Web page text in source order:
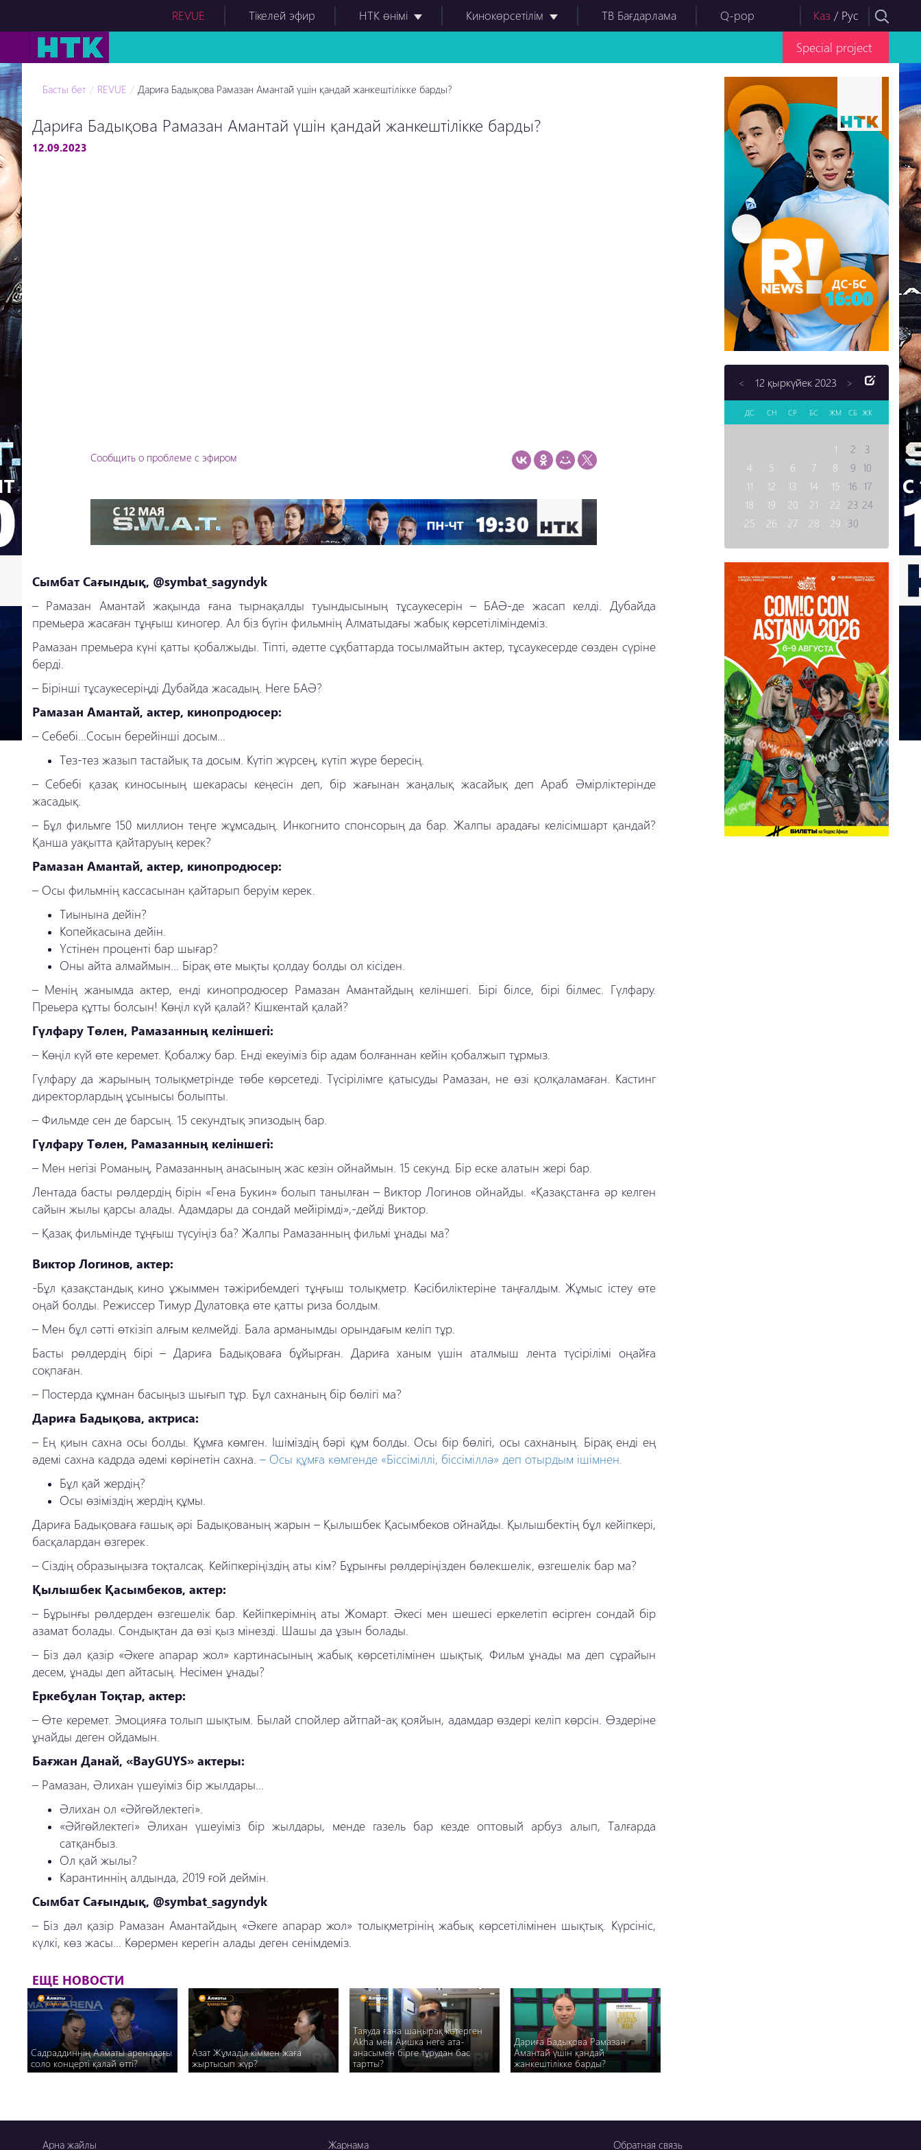
Каз / Рус
REVUE Тікелей эфир НТК өнімі Кинокөрсетілім ТВ Бағдарлама Q-pop
Special project
Басты бет REVUE Дариға Бадықова Рамазан Амантай үшін қандай жанкештілікке барды?
Дариға Бадықова Рамазан Амантай үшін қандай жанкештілікке барды?
12.09.2023
Сообщить о проблеме с эфиром
Сымбат Сағындық, @symbat_sagyndyk
– Рамазан Амантай жақында ғана тырнақалды туындысының тұсаукесерін – БАӘ-де жасап келді. Дубайда
премьера жасаған тұңғыш киногер. Ал біз бүгін фильмнің Алматыдағы жабық көрсетіліміндеміз.
Рамазан премьера күні қатты қобалжыды. Тіпті, әдетте сұқбаттарда тосылмайтын актер, тұсаукесерде сөзден сүріне
берді.
– Бірінші тұсаукесеріңді Дубайда жасадың. Неге БАӘ?
Рамазан Амантай, актер, кинопродюсер:
– Себебі...Сосын берейінші досым...
Тез-тез жазып тастайық та досым. Күтіп жүрсең, күтіп жүре бересің.
– Себебі қазақ киносының шекарасы кеңесін деп, бір жағынан жаңалық жасайық деп Араб Әмірліктерінде
жасадық.
– Бұл фильмге 150 миллион теңге жұмсадың. Инкогнито спонсорың да бар. Жалпы арадағы келісімшарт қандай?
Қанша уақытта қайтаруың керек?
Рамазан Амантай, актер, кинопродюсер:
– Осы фильмнің кассасынан қайтарып беруім керек.
Тиынына дейін?
Копейкасына дейін.
Үстінен проценті бар шығар?
Оны айта алмаймын... Бірақ өте мықты қолдау болды ол кісіден.
– Менің жанымда актер, енді кинопродюсер Рамазан Амантайдың келіншегі. Бірі білсе, бірі білмес. Гүлфару.
Преьера құтты болсын! Көңіл күй қалай? Кішкентай қалай?
Гүлфару Төлен, Рамазанның келіншегі:
– Көңіл күй өте керемет. Қобалжу бар. Енді екеуіміз бір адам болғаннан кейін қобалжып тұрмыз.
Гүлфару да жарының толықметрінде төбе көрсетеді. Түсірілімге қатысуды Рамазан, не өзі қолқаламаған. Кастинг
директорлардың ұсынысы болыпты.
– Фильмде сен де барсың. 15 секундтық эпизодың бар.
Гүлфару Төлен, Рамазанның келіншегі:
– Мен негізі Романың, Рамазанның анасының жас кезін ойнаймын. 15 секунд. Бір еске алатын жері бар.
Лентада басты рөлдердің бірін «Гена Букин» болып танылған – Виктор Логинов ойнайды. «Қазақстанға әр келген
сайын жылы қарсы алады. Адамдары да сондай мейірімді»,-дейді Виктор.
– Қазақ фильмінде тұңғыш түсуіңіз ба? Жалпы Рамазанның фильмі ұнады ма?
Виктор Логинов, актер:
-Бұл қазақстандық кино ұжыммен тәжірибемдегі тұңғыш толықметр. Кәсібиліктеріне таңғалдым. Жұмыс істеу өте
оңай болды. Режиссер Тимур Дулатовқа өте қатты риза болдым.
– Мен бұл сәтті өткізіп алғым келмейді. Бала арманымды орындағым келіп тұр.
Басты рөлдердің бірі – Дариға Бадықоваға бұйырған. Дариға ханым үшін аталмыш лента түсірілімі оңайға
соқпаған.
– Постерда құмнан басыңыз шығып тұр. Бұл сахнаның бір бөлігі ма?
Дариға Бадықова, актриса:
– Ең қиын сахна осы болды. Құмға көмген. Ішіміздің бәрі құм болды. Осы бір бөлігі, осы сахнаның. Бірақ енді ең
әдемі сахна кадрда әдемі көрінетін сахна. – Осы құмға көмгенде «Біссіміллі, біссіміллә» деп отырдым ішімнен.
Бұл қай жердің?
Осы өзіміздің жердің құмы.
Дариға Бадықоваға ғашық әрі Бадықованың жарын – Қылышбек Қасымбеков ойнайды. Қылышбектің бұл кейіпкері,
басқалардан өзгерек.
– Сіздің образыңызға тоқталсақ. Кейіпкеріңіздің аты кім? Бұрынғы рөлдеріңізден бөлекшелік, өзгешелік бар ма?
Қылышбек Қасымбеков, актер:
– Бұрынғы рөлдерден өзгешелік бар. Кейіпкерімнің аты Жомарт. Әкесі мен шешесі еркелетіп өсірген сондай бір
азамат болады. Сондықтан да өзі қыз мінезді. Шашы да ұзын болады.
– Біз дәл қазір «Әкеге апарар жол» картинасының жабық көрсетілімінен шықтық. Фильм ұнады ма деп сұрайын
десем, ұнады деп айтасың. Несімен ұнады?
Еркебұлан Тоқтар, актер:
– Өте керемет. Эмоцияға толып шықтым. Былай спойлер айтпай-ақ қояйын, адамдар өздері келіп көрсін. Өздеріне
ұнайды деген ойдамын.
Бағжан Данай, «BayGUYS» актеры:
– Рамазан, Әлихан үшеуіміз бір жылдары...
Әлихан ол «Әйгөйлектегі».
«Әйгөйлектегі» Әлихан үшеуіміз бір жылдары, менде газель бар кезде оптовый арбуз алып, Талғарда
сатқанбыз.
Ол қай жылы?
Карантиннің алдында, 2019 ғой деймін.
Сымбат Сағындық, @symbat_sagyndyk
– Біз дәл қазір Рамазан Амантайдың «Әкеге апарар жол» толықметрінің жабық көрсетілімінен шықтық. Күрсініс,
күлкі, көз жасы... Көрермен керегін алады деген сенімдеміз.
ЕЩЕ НОВОСТИ
Садраддиннің Алматы аренадағы
соло концерті қалай өтті?
Азат Жұмаділ кіммен жаға
жыртысып жүр?
Таяуда ғана шаңырақ көтерген
Akha мен Аишка неге ата-
анасымен бірге тұрудан бас
тартты?
Дариға Бадықова Рамазан
Амантай үшін қандай
жанкештілікке барды?
< 12 қыркүйек 2023 >
ДС СН СР БС ЖМ СБ ЖК
1 2
3
4
5 6 7 8 9 10
11
12 13 14 15 16 17
18
19 20 21 22 23 24
25
26 27 28 29 30
Арна жайлы Жарнама Обратная связь